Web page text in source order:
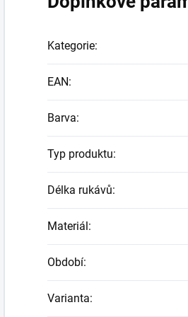
Kategorie:
EAN:
Barva:
Typ produktu:
Délka rukávů:
Materiál:
Období:
Varianta: